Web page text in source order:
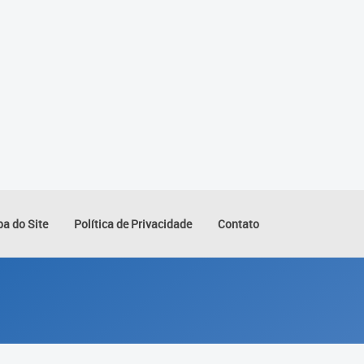
do Site Política de Privacidade Contato